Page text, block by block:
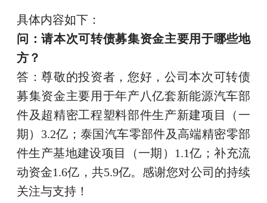
具体内容如下：
问：请本次可转债募集资金主要用于哪些地
方？
答：尊敬的投资者，您好，公司本次可转债
募集资金主要用于年产八亿套新能源汽车部
件及超精密工程塑料部件生产新建项目（一
期）3.2亿；泰国汽车零部件及高端精密零部
件生产基地建设项目（一期）1.1亿；补充流
动资金1.6亿，共5.9亿。感谢您对公司的持续
关注与支持！